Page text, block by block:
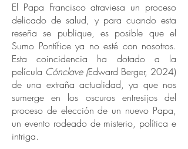
El Papa Francisco atraviesa un proceso
delicado de salud, y para cuando esta
reseña se publique, es posible que el
Sumo Pontífice ya no esté con nosotros.
Esta coincidencia ha dotado a la
película Cónclave (Edward Berger, 2024)
de una extraña actualidad, ya que nos
sumerge en los oscuros entresijos del
proceso de elección de un nuevo Papa,
un evento rodeado de misterio, política e
intriga.